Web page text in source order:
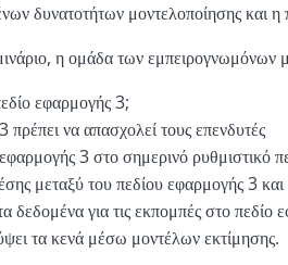
δυνατοτήτων μοντελοποίησης
η ομάδα των εμπειρογνωμόνων
εφαρμογής 3;
πρέπει να απασχολεί τους επενδυτές
3 στο σημερινό ρυθμιστικό
μεταξύ του πεδίου εφαρμογής 3
για τις εκπομπές στο πεδίο
τα κενά μέσω μοντέλων εκτίμησης.